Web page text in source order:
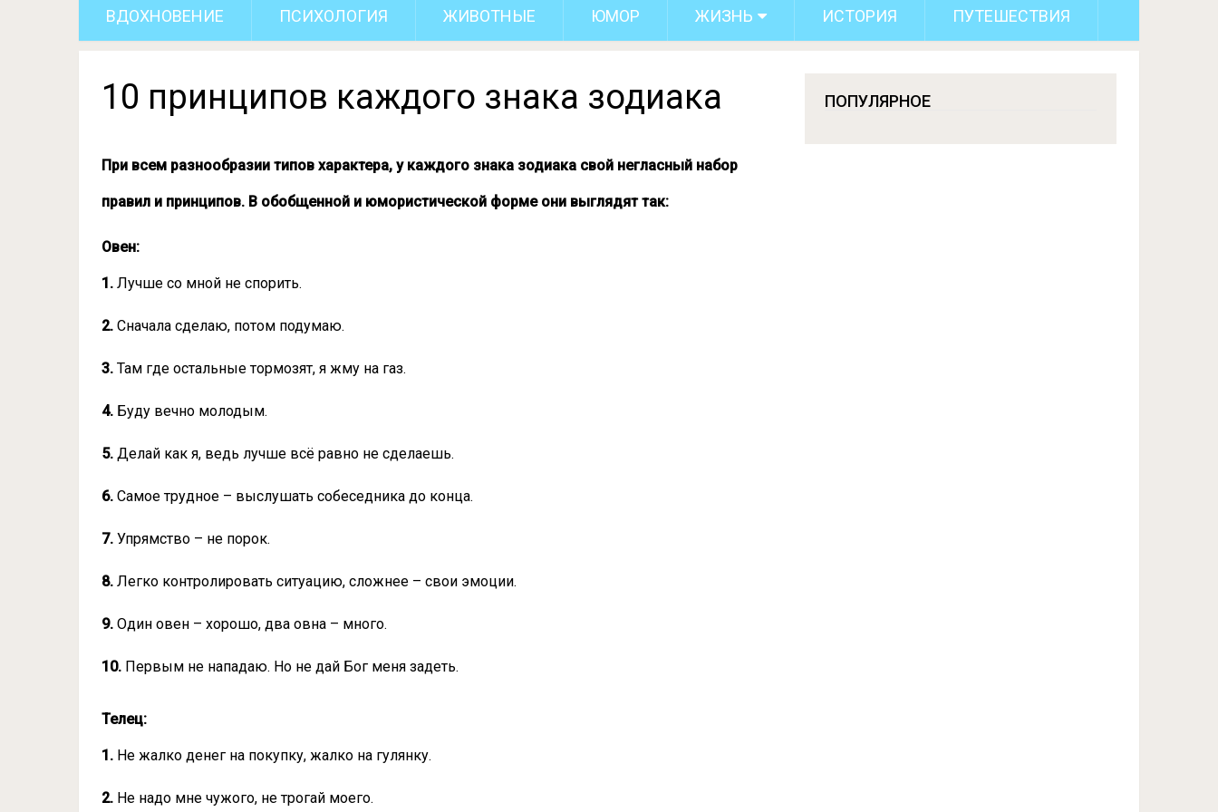
ВДОХНОВЕНИЕ ПСИХОЛОГИЯ ЖИВОТНЫЕ ЮМОР ЖИЗНЬ ИСТОРИЯ ПУТЕШЕСТВИЯ
10 принципов каждого знака зодиака
При всем разнообразии типов характера, у каждого знака зодиака свой негласный набор
правил и принципов. В обобщенной и юмористической форме они выглядят так:
Овен:
1. Лучше со мной не спорить.
2. Сначала сделаю, потом подумаю.
3. Там где остальные тормозят, я жму на газ.
4. Буду вечно молодым.
5. Делай как я, ведь лучше всё равно не сделаешь.
6. Самое трудное – выслушать собеседника до конца.
7. Упрямство – не порок.
8. Легко контролировать ситуацию, сложнее – свои эмоции.
9. Один овен – хорошо, два овна – много.
10. Первым не нападаю. Но не дай Бог меня задеть.
Телец:
1. Не жалко денег на покупку, жалко на гулянку.
2. Не надо мне чужого, не трогай моего.
ПОПУЛЯРНОЕ